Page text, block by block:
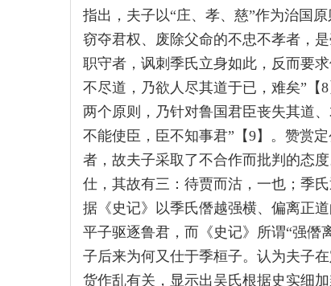
指出，夫子以“庄、孝、慈”作为治国
窃夺君权、废除父命的不忠不孝者，
职守者，讽刺季氏立身如此，反而要
不尽道，乃欲人尽其道于已，难矣”【
两个原则，乃针对鲁国君臣丧失其道
不能使臣，臣不知事君”【9】。赞赏
者，故夫子采取了不合作而批判的态
仕，其故有三：待贾而沽，一也；季
据《史记》以季氏僭越强横、偏离正
平子驱逐鲁君，而《史记》所谓“强僭
子后来为何又仕于季桓子。认为夫子
货作乱有关，显示出吴氏根据史实细